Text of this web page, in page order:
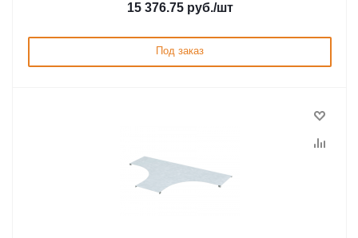
15 376.75руб./шт
Под заказ